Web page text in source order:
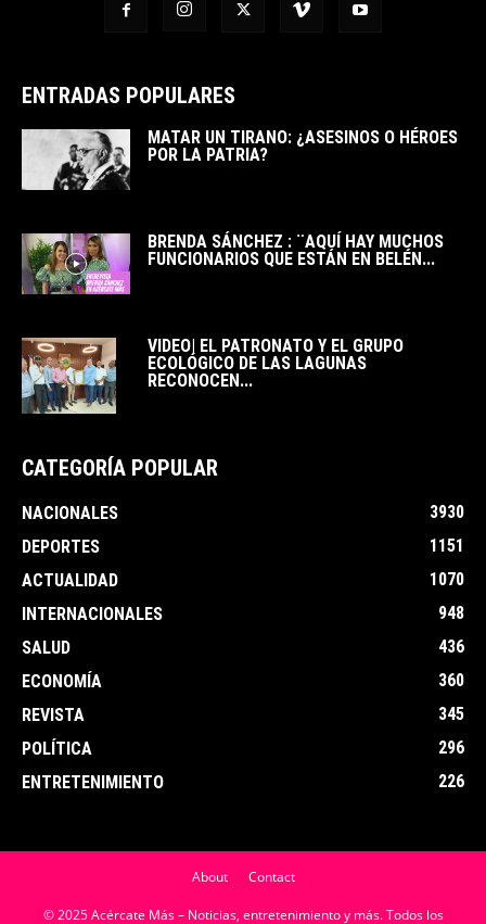
ENTRADAS POPULARES
MATAR UN TIRANO: ¿ASESINOS O HÉROES
POR LA PATRIA?
BRENDA SÁNCHEZ : ¨AQUÍ HAY MUCHOS
FUNCIONARIOS QUE ESTÁN EN BELÉN...
VIDEO| EL PATRONATO Y EL GRUPO
ECOLÓGICO DE LAS LAGUNAS
RECONOCEN...
CATEGORÍA POPULAR
NACIONALES
3930
DEPORTES
1151
ACTUALIDAD
1070
INTERNACIONALES
948
SALUD
436
ECONOMÍA
360
REVISTA
345
POLÍTICA
296
ENTRETENIMIENTO
226
About Contact
© 2025 Acércate Más – Noticias, entretenimiento y más. Todos los